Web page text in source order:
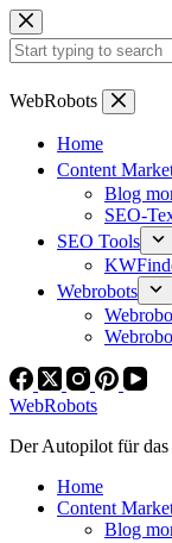
Zum
Inhalt
springen
Keine
WebRobots
Home
Content
Blog
SEO-
SEO Tools
Webrobots
WebRobots
Der Autopilot für
Home
Content
Blog